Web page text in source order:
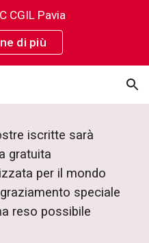
CGIL Pavia
di più
iscritte sarà
gratuita
per il mondo
speciale
reso possibile